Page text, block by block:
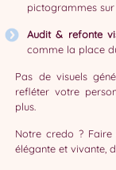
pictogrammes
Audit & refonte
comme la place
Pas de visuels
refléter votre
plus.
Notre credo ? Faire
élégante et vivante,